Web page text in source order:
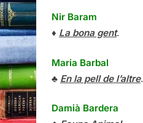
Nir Baram
♦ La bona gent.
Maria Barbal
♣ En la pell de l’altre.
Damià Bardera